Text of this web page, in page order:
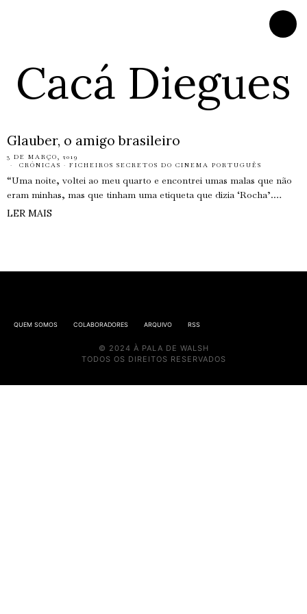
Cacá Diegues
Glauber, o amigo brasileiro
3 DE MARÇO, 2019
CRÓNICAS · FICHEIROS SECRETOS DO CINEMA PORTUGUÊS
“Uma noite, voltei ao meu quarto e encontrei umas malas que não
eram minhas, mas que tinham uma etiqueta que dizia ‘Rocha’.…
LER MAIS
QUEM SOMOS COLABORADORES ARQUIVO RSS
© 2024 À PALA DE WALSH
TODOS OS DIREITOS RESERVADOS